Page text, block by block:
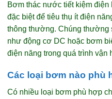
Bơm thác nước tiết kiệm
đặc biệt để tiêu thụ ít điện
thông thường. Chúng thường
như động cơ DC hoặc bơm
điện năng trong quá trình vận
Các loại bơm nào phù
Có nhiều loại bơm phù hợp